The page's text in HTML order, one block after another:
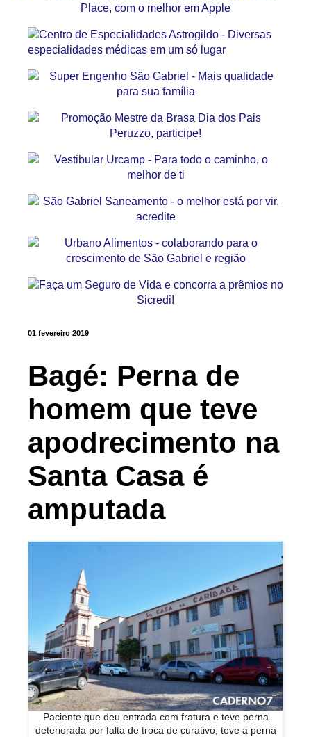
01 fevereiro 2019
Bagé: Perna de
homem que teve
apodrecimento na
Santa Casa é
amputada
Paciente que deu entrada com fratura e teve perna
deteriorada por falta de troca de curativo, teve a perna